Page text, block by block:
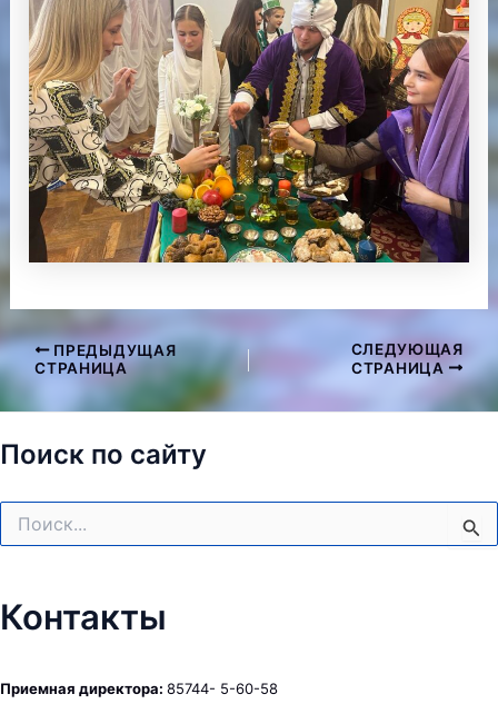
Навигация
по
записям
ПРЕДЫДУЩАЯ
СТРАНИЦА
СЛЕДУЮЩАЯ
СТРАНИЦА
Поиск по сайту
Контакты
Приемная директора: 85744- 5-60-58